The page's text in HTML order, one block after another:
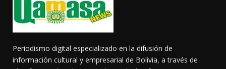
Periodismo digital especializado en la difusión de
información cultural y empresarial de Bolivia, a través de